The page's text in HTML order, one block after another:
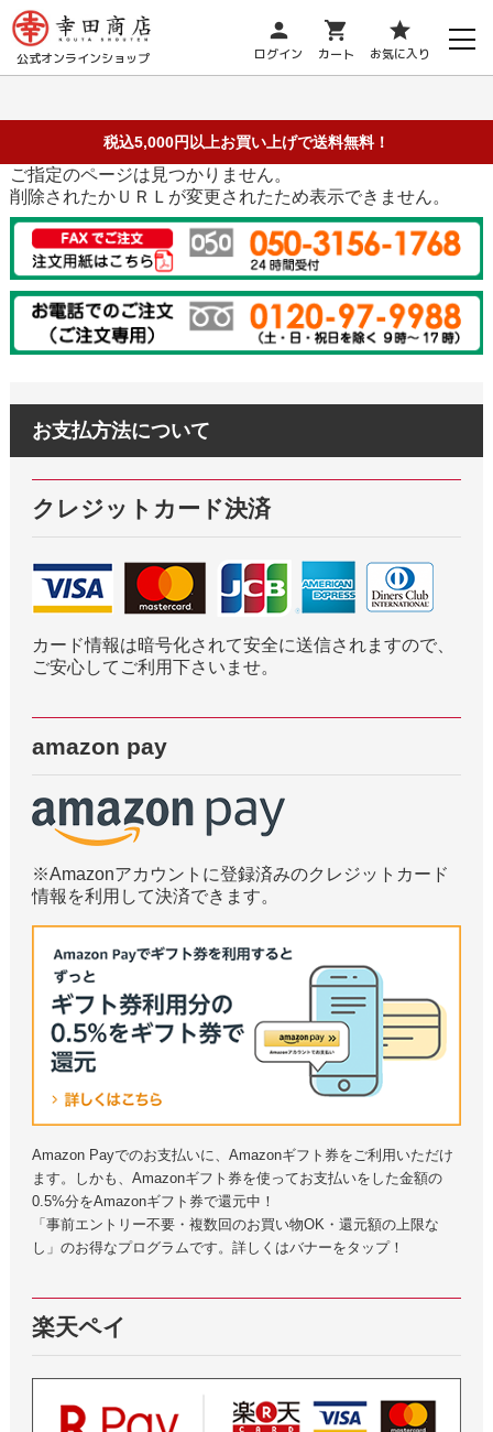
公式オンラインショップ
person
ログイン
shopping_cart
カート
star
お気に入り
税込5,000円以上お買い上げで送料無料！
ご指定のページは見つかりません。
削除されたかＵＲＬが変更されたため表示できません。
お支払方法について
クレジットカード決済
カード情報は暗号化されて安全に送信されますので、
ご安心してご利用下さいませ。
amazon pay
※Amazonアカウントに登録済みのクレジットカード
情報を利用して決済できます。
Amazon Payでのお支払いに、Amazonギフト券をご利用いただけ
ます。しかも、Amazonギフト券を使ってお支払いをした金額の
0.5%分をAmazonギフト券で還元中！
「事前エントリー不要・複数回のお買い物OK・還元額の上限な
し」のお得なプログラムです。詳しくはバナーをタップ！
楽天ペイ